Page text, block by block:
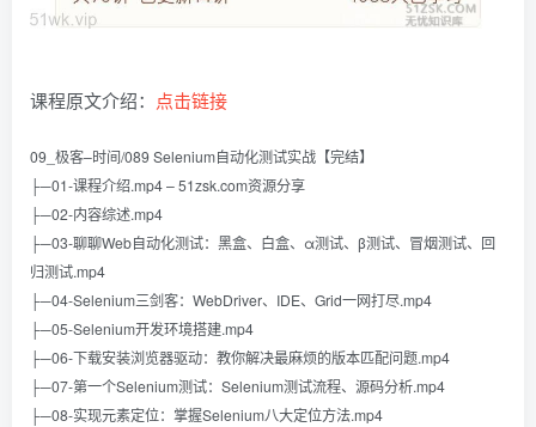
课程原文介绍： 点击链接
09_极客–时间/089 Selenium自动化测试实战【完结】
├─01-课程介绍.mp4 – 51zsk.com资源分享
├─02-内容综述.mp4
├─03-聊聊Web自动化测试：黑盒、白盒、α测试、β测试、冒烟测试、回
归测试.mp4
├─04-Selenium三剑客：WebDriver、IDE、Grid一网打尽.mp4
├─05-Selenium开发环境搭建.mp4
├─06-下载安装浏览器驱动：教你解决最麻烦的版本匹配问题.mp4
├─07-第一个Selenium测试：Selenium测试流程、源码分析.mp4
├─08-实现元素定位：掌握Selenium八大定位方法.mp4